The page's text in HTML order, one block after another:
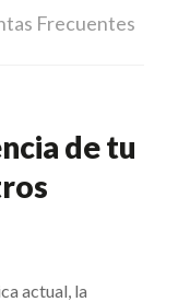
Frecuentes
de tu
actual, la